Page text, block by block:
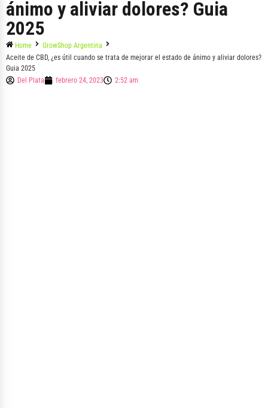
ánimo y aliviar dolores? Guia
2025
Home
GrowShop Argentina
Aceite de CBD, ¿es útil cuando se trata de mejorar el estado de ánimo y aliviar dolores?
Guia 2025
Del Plata
febrero 24, 2023 2:52 am